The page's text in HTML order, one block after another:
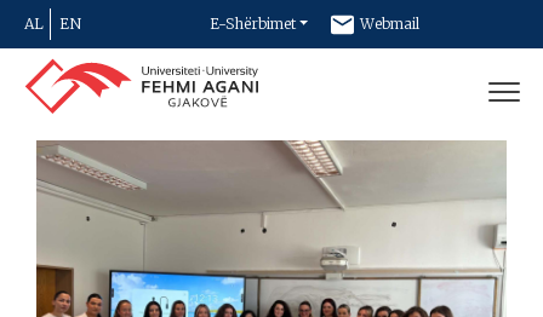
AL EN E-Shërbimet Webmail
Newsletter